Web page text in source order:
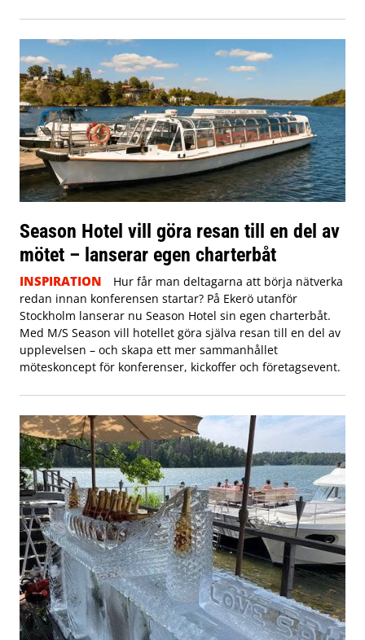
Season Hotel vill göra resan till en del av
mötet – lanserar egen charterbåt
INSPIRATION
Hur får man deltagarna att börja nätverka
redan innan konferensen startar? På Ekerö utanför
Stockholm lanserar nu Season Hotel sin egen charterbåt.
Med M/S Season vill hotellet göra själva resan till en del av
upplevelsen – och skapa ett mer sammanhållet
möteskoncept för konferenser, kickoffer och företagsevent.